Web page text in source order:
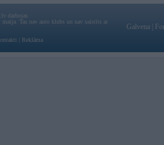
darbojas
maija. Tas nav auto klubs un nav saistīts ar
Reklāma
Galvena